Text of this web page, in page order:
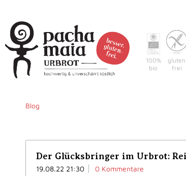
100%
bio
gluten
frei
Home
Blog
Der Glücksbringer im Urbrot:
19.08.22 21:30 0 Kommentare